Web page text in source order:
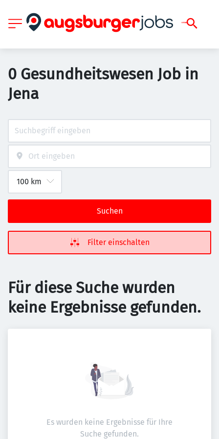
0 Gesundheitswesen Job in
Jena
Suchen
Filter einschalten
Für diese Suche wurden
keine Ergebnisse gefunden.
Es wurden keine Ergebnisse für Ihre
Suche gefunden.